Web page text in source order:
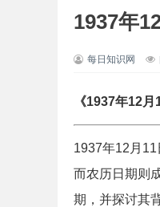
1937年
每日知识网
《1937年12
1937年12月
而农历日期则
期，并探讨其